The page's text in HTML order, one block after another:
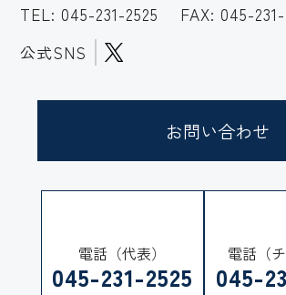
TEL: 045-231-2525
FAX: 045-
公式SNS
お問い合わせ
電話（代表）
045-231-2525
電話（
045-